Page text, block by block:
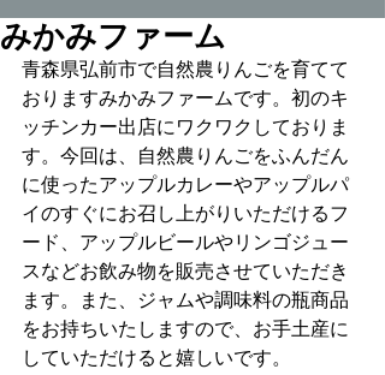
みかみファーム
青森県弘前市で自然農りんごを育てて
おりますみかみファームです。初のキ
ッチンカー出店にワクワクしておりま
す。今回は、自然農りんごをふんだん
に使ったアップルカレーやアップルパ
イのすぐにお召し上がりいただけるフ
ード、アップルビールやリンゴジュー
スなどお飲み物を販売させていただき
ます。また、ジャムや調味料の瓶商品
をお持ちいたしますので、お手土産に
していただけると嬉しいです。